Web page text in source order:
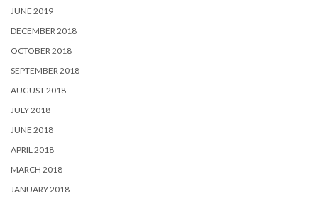
JUNE 2019
DECEMBER 2018
OCTOBER 2018
SEPTEMBER 2018
AUGUST 2018
JULY 2018
JUNE 2018
APRIL 2018
MARCH 2018
JANUARY 2018